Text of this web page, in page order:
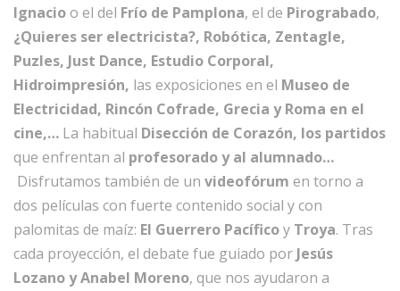
Ignacioo el del Frío de Pamplona, el de Pirograbado,
¿Quieres ser electricista?, Robótica, Zentagle,
Puzles, Just Dance, Estudio Corporal,
Hidroimpresión, las exposiciones en el Museo de
Electricidad, Rincón Cofrade, Grecia y Roma en el
cine,… La habitual Disección de Corazón, los partidos
que enfrentan al profesorado y al alumnado…
Disfrutamos también de un videofórum en torno a
dos películas con fuerte contenido social y con
palomitas de maíz: El Guerrero Pacíficoy Troya. Tras
cada proyección, el debate fue guiado porJesús
Lozano y Anabel Moreno, que nos ayudaron a